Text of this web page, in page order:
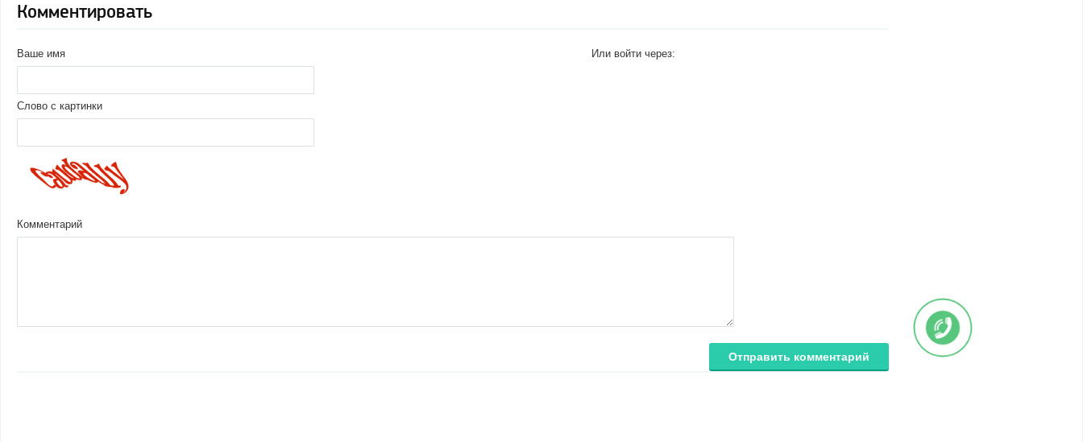
Комментировать
Ваше имя
Слово с картинки
Или войти через:
Комментарий
Отправить комментарий